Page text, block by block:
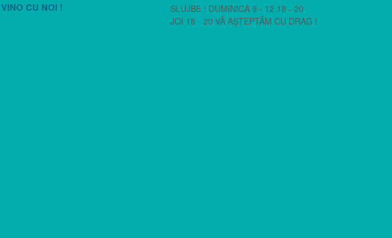
VINO CU NOI !
SLUJBE : DUMINICA 9 - 12 18 - 20
JOI 18 - 20 VĂ AȘTEPTĂM CU DRAG !